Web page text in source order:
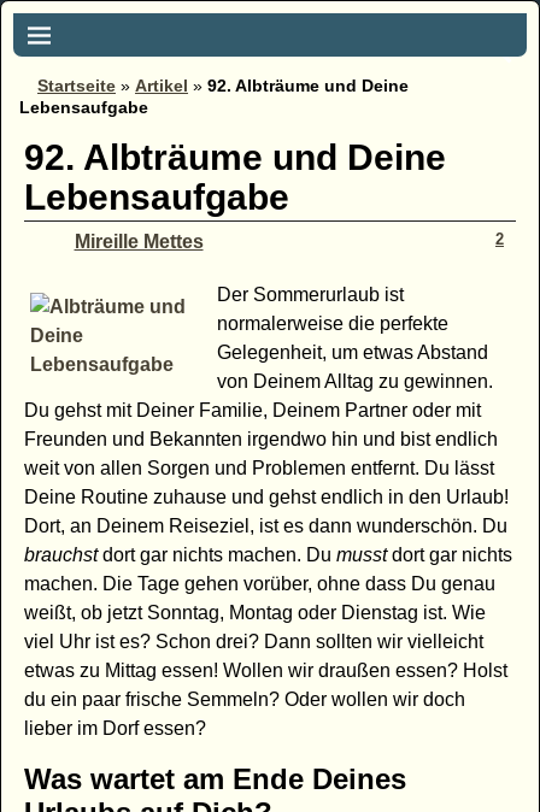
Startseite » Artikel » 92. Albträume und Deine
Lebensaufgabe
92. Albträume und Deine
Lebensaufgabe
Mireille Mettes 2
Der Sommerurlaub ist
normalerweise die perfekte
Gelegenheit, um etwas Abstand
von Deinem Alltag zu gewinnen.
Du gehst mit Deiner Familie, Deinem Partner oder mit
Freunden und Bekannten irgendwo hin und bist endlich
weit von allen Sorgen und Problemen entfernt. Du lässt
Deine Routine zuhause und gehst endlich in den Urlaub!
Dort, an Deinem Reiseziel, ist es dann wunderschön. Du
brauchstdort gar nichts machen. Du musstdort gar nichts
machen. Die Tage gehen vorüber, ohne dass Du genau
weißt, ob jetzt Sonntag, Montag oder Dienstag ist. Wie
viel Uhr ist es? Schon drei? Dann sollten wir vielleicht
etwas zu Mittag essen! Wollen wir draußen essen? Holst
du ein paar frische Semmeln? Oder wollen wir doch
lieber im Dorf essen?
Was wartet am Ende Deines